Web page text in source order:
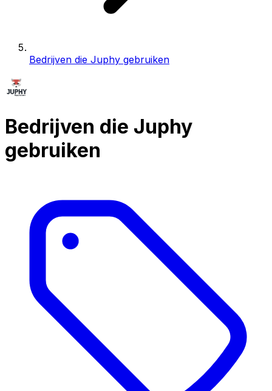
Bedrijven die Juphy gebruiken
Bedrijven die Juphy
gebruiken